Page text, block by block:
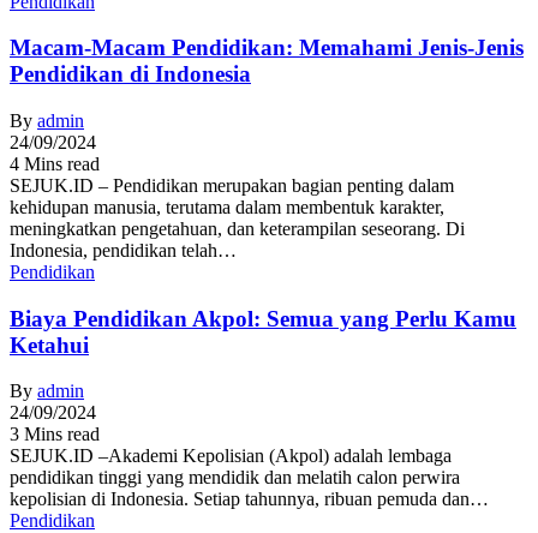
Macam-Macam Pendidikan: Memahami Jenis-Jenis
Pendidikan di Indonesia
By admin
24/09/2024
4 Mins read
SEJUK.ID – Pendidikan merupakan bagian penting dalam
kehidupan manusia, terutama dalam membentuk karakter,
meningkatkan pengetahuan, dan keterampilan seseorang. Di
Indonesia, pendidikan telah…
Pendidikan
Biaya Pendidikan Akpol: Semua yang Perlu Kamu
Ketahui
By admin
24/09/2024
3 Mins read
SEJUK.ID –Akademi Kepolisian (Akpol) adalah lembaga
pendidikan tinggi yang mendidik dan melatih calon perwira
kepolisian di Indonesia. Setiap tahunnya, ribuan pemuda dan…
Pendidikan